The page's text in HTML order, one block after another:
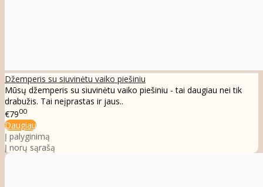
Džemperis su siuvinėtu vaiko piešiniu
Mūsų džemperis su siuvinėtu vaiko piešiniu - tai daugiau nei tik
drabužis. Tai neįprastas ir jaus..
€7900
Daugiau
Į palyginimą
Į norų sąrašą